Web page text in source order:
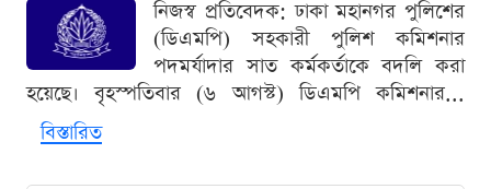
নিজস্ব প্রতিবেদক: ঢাকা মহানগর পুলিশের
(ডিএমপি) সহকারী পুলিশ কমিশনার
পদমর্যাদার সাত কর্মকর্তাকে বদলি করা
হয়েছে। বৃহস্পতিবার (৬ আগস্ট) ডিএমপি কমিশনার...
বিস্তারিত